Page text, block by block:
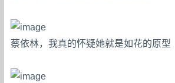
蔡依林，我真的怀疑她就是如花的原型